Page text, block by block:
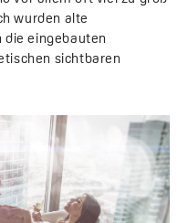
wurden alte
die eingebauten
sichtbaren